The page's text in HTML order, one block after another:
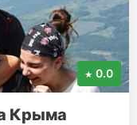
0.0
Крыма